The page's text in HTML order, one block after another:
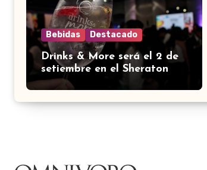
Bebidas Destacado
Drinks & More será el 2 de
setiembre en el Sheraton